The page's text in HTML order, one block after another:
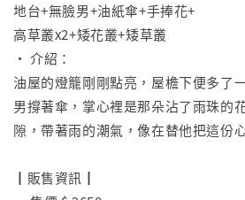
地台+無臉男+油紙傘+手捧花+
高草叢x2+矮花叢+矮草叢
• 介紹：
油屋的燈籠剛剛點亮，屋檐下便多了
男撐著傘，掌心裡是那朵沾了雨珠的
隙，帶著雨的潮氣，像在替他把這份
┃販售資訊┃